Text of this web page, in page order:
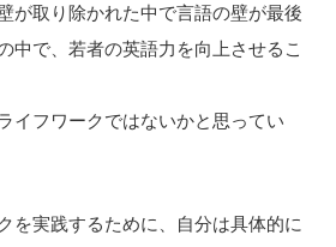
が取り除かれた中で言語の壁が最後
中で、若者の英語力を向上させるこ
イフワークではないかと思ってい
を実践するために、自分は具体的に